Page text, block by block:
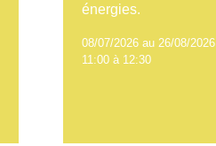
énergies.
08/07/2026 au 26/08/2026
11:00 à 12:30